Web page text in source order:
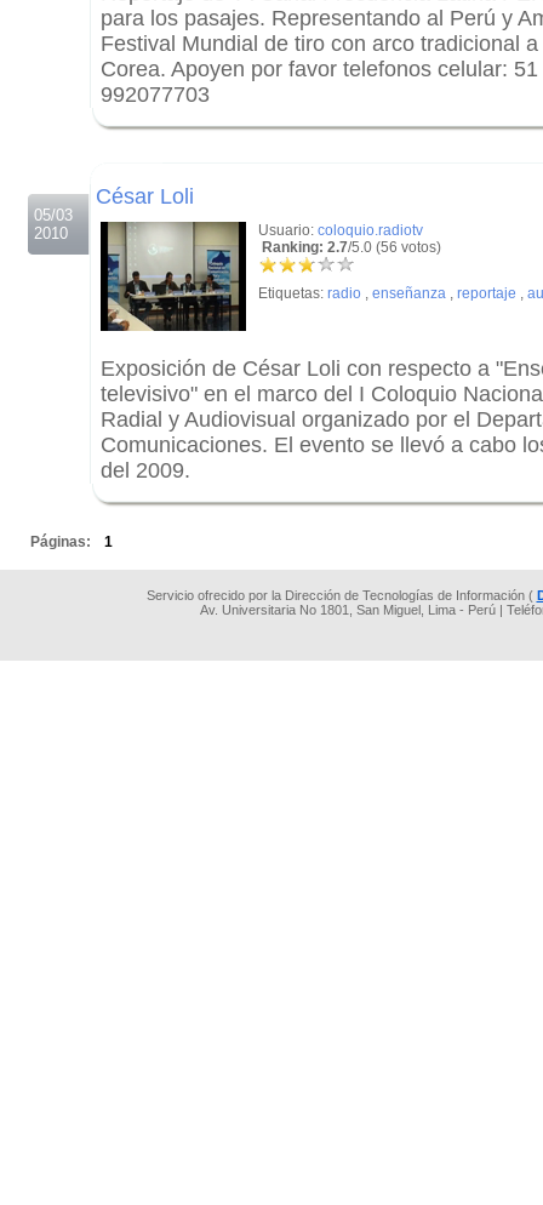
para los pasajes. Representando al Perú y
Festival Mundial de tiro con arco tradicional
Corea. Apoyen por favor telefonos celular:
992077703
05/03
2010
César Loli
Usuario: coloquio.radiotv
Ranking: 2.7/5.0 (56 votos)
Etiquetas: radio , enseñanza , reportaje ,
Exposición de César Loli con respecto a
televisivo" en el marco del I Coloquio
Radial y Audiovisual organizado por el
Comunicaciones. El evento se llevó a cabo
del 2009.
Páginas: 1
Servicio ofrecido por la Dirección de Tecnologías de Información (
Av. Universitaria No 1801, San Miguel, Lima - Perú |